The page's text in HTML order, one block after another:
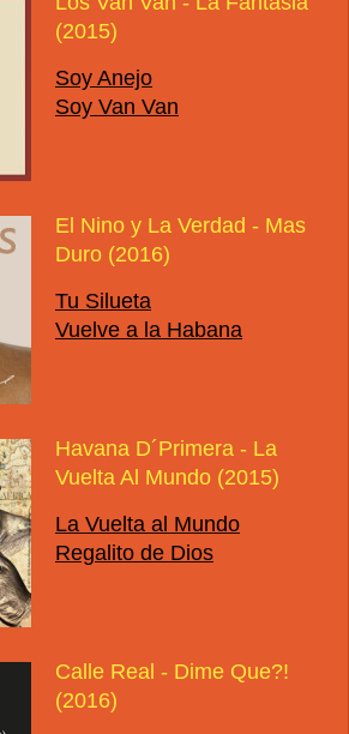
(2015)
Soy Anejo
Soy Van Van
El Nino y La Verdad - Mas
Duro (2016)
Tu Silueta
Vuelve a la Habana
Havana D´Primera - La
Vuelta Al Mundo (2015)
La Vuelta al Mundo
Regalito de Dios
Calle Real - Dime Que?!
(2016)